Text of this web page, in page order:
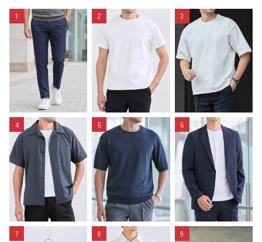
1 2 3
4 5 6
7 8 9